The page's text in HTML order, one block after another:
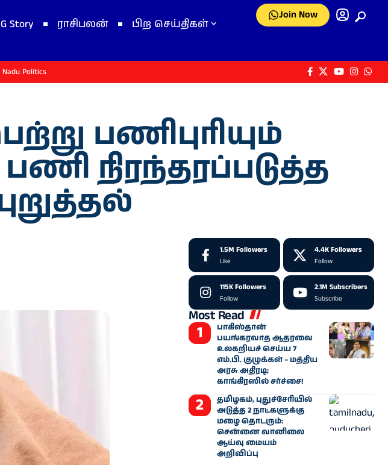
Story ராசிபலன் பிற செய்திகள்
Join Now
Nadu Politics
பணிபுரியும்
நிரந்தரப்படுத்த
1.5M Followers
Like
4.4K Followers
Follow
115K Followers
Follow
2.1M Subscribers
Subscribe
Most Read
பாகிஸ்தான்
பயங்கரவாத ஆதரவை
உலகறியச் செய்ய 7
எம்.பி. குழுக்கள் – மத்திய
அரசு அதிரடி;
காங்கிரஸில் சர்ச்சை!
தமிழகம், புதுச்சேரியில்
அடுத்த 2 நாட்களுக்கு
மழை தொடரும்:
சென்னை வானிலை
ஆய்வு மையம்
அறிவிப்பு